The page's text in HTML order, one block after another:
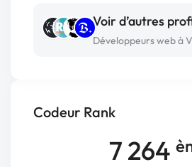
Codeur Rank
7 264
Voir d’autres
Développeurs web à